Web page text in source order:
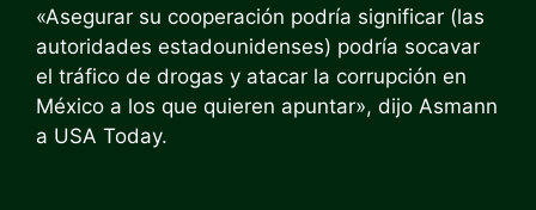
«Asegurar su cooperación podría significar (las
autoridades estadounidenses) podría socavar
el tráfico de drogas y atacar la corrupción en
México a los que quieren apuntar», dijo Asmann
a USA Today.